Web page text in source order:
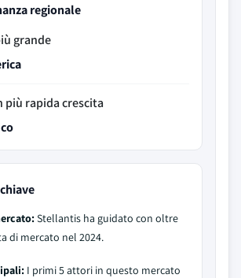
regionale
grande
più rapida crescita
Stellantis ha guidato con oltre
di mercato nel 2024.
I primi 5 attori in questo mercato